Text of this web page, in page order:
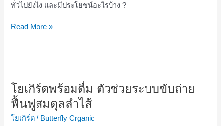
ทั่วไปยังไง และมีประโยชน์อะไรบ้าง ?
Read More »
โยเกิร์ตพร้อมดื่ม ตัวช่วยระบบขับถ่าย
ฟื้นฟูสมดุลลำไส้
โยเกิร์ต / Butterfly Organic
พร้อม
ดื่ม
ตัว
ช่วย